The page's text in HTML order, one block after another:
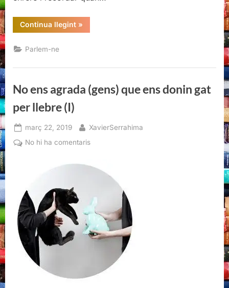
Continua llegint“No
ens
donin
llebre
(II)”
»
Parlem-ne
No ens agrada (gens) que ens donin gat
per llebre (I)
Posted
on
març 22, 2019 By
XavierSerrahima
No hi ha comentarisa
ens
agrada
que
ens
donin
gat